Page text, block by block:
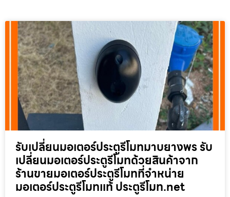
รับเปลี่ยนมอเตอร์ประตูรีโมทมาบยางพร รับ
เปลี่ยนมอเตอร์ประตูรีโมทด้วยสินค้าจาก
ร้านขายมอเตอร์ประตูรีโมทที่จำหน่าย
มอเตอร์ประตูรีโมทแท้ ประตูรีโมท.net